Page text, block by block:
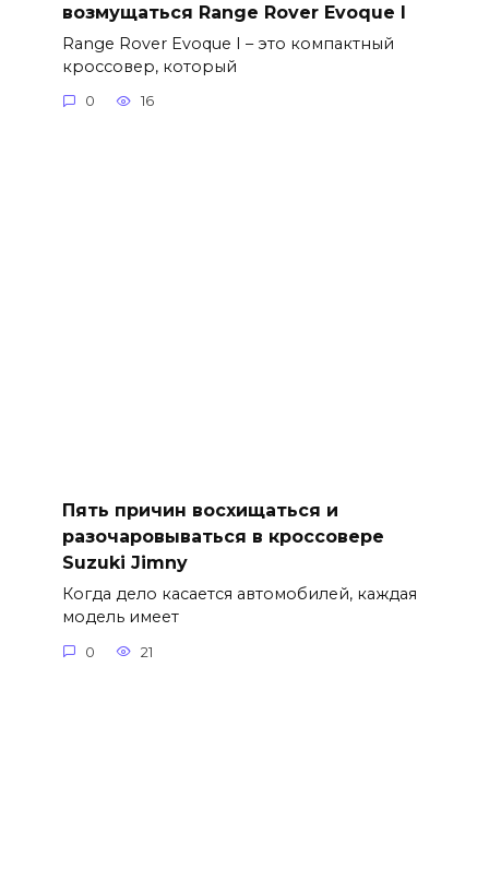
возмущаться Range Rover Evoque I
Range Rover Evoque I – это компактный
кроссовер, который
0 16
Пять причин восхищаться и
разочаровываться в кроссовере
Suzuki Jimny
Когда дело касается автомобилей, каждая
модель имеет
0 21